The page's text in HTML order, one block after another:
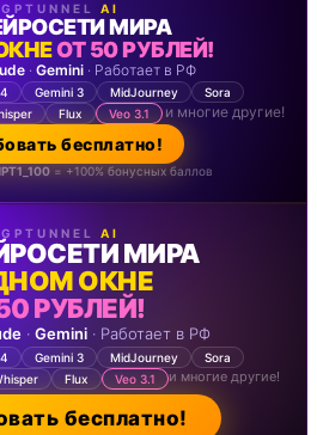
GPTUNNEL AI
МИРА
ОТ 50 РУБЛЕЙ!
· Gemini · Работает в РФ
Gemini 3 MidJourney
Sora
Flux Veo 3.1 и многие другие!
бесплатно!
= +100% бонусных баллов
GPTUNNEL AI
МИРА
ОКНЕ
РУБЛЕЙ!
· Gemini · Работает в РФ
Gemini 3 MidJourney
Sora
Flux Veo 3.1 и многие другие!
бесплатно!